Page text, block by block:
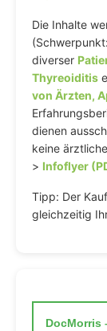
Die Inhalte
diverser
Thyreoiditis
von Ärzten,
dienen
keine
> Infoflyer
Tipp: Der
gleichzeitig
DocMorris